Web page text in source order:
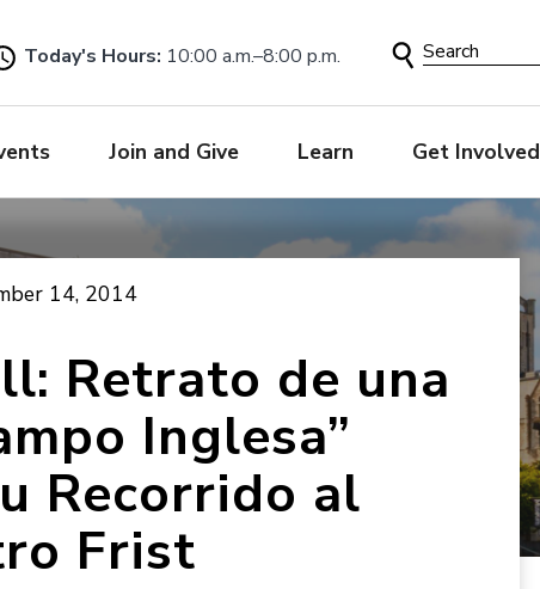
to
main
Today's Hours: 10:00 a.m.–8:00 p.m.
Search
Join and Give Learn Get Involved
14, 2014
Retrato de una
Inglesa”
Recorrido al
Frist